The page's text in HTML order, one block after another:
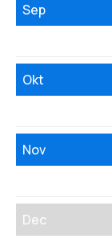
Sep
Okt
Nov
Dec